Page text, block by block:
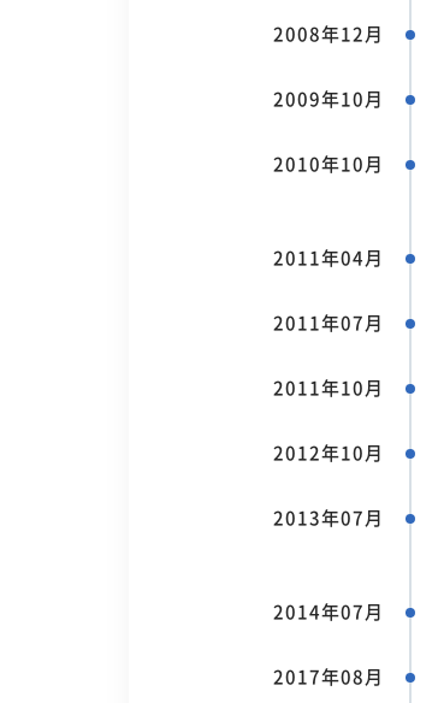
2008年12月
2009年10月
2010年10月
2011年04月
2011年07月
2011年10月
2012年10月
2013年07月
2014年07月
2017年08月